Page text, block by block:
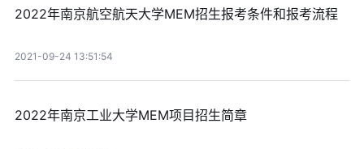
2022年南京航空航天大学MEM招生报考条件和报考流程
2021-09-24 13:51:54
2022年南京工业大学MEM项目招生简章